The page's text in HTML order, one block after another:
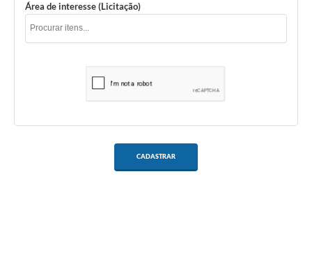
Área de interesse (Licitação)
CADASTRAR